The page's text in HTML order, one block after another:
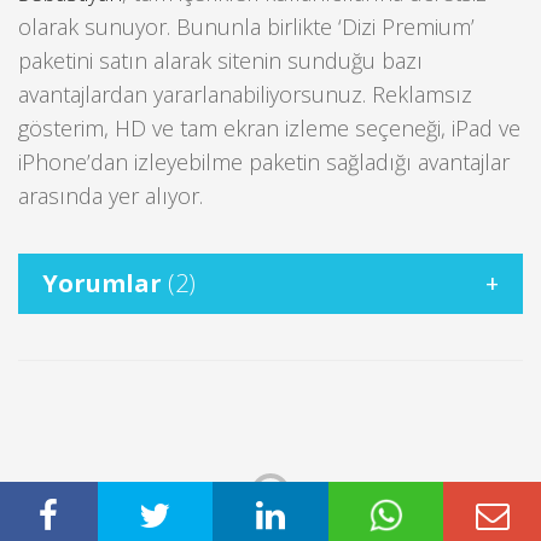
olarak sunuyor. Bununla birlikte ‘Dizi Premium’
paketini satın alarak sitenin sunduğu bazı
avantajlardan yararlanabiliyorsunuz. Reklamsız
gösterim, HD ve tam ekran izleme seçeneği, iPad ve
iPhone’dan izleyebilme paketin sağladığı avantajlar
arasında yer alıyor.
Yorumlar (2)